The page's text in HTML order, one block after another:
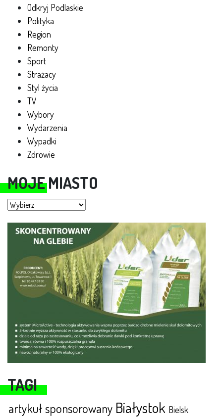
Odkryj Podlaskie
Polityka
Region
Remonty
Sport
Strażacy
Styl życia
TV
Wybory
Wydarzenia
Wypadki
Zdrowie
MOJE MIASTO
Moje miasto
TAGI
artykuł sponsorowany Białystok Bielsk